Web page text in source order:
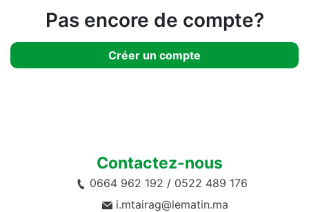
Pas encore de compte?
Créer un compte
Contactez-nous
0664 962 192 / 0522 489 176
i.mtairag@lematin.ma